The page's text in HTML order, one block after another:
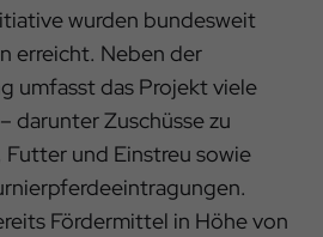
wurden bundesweit
erreicht. Neben der
umfasst das Projekt viele
darunter Zuschüsse zu
und Einstreu sowie
Fördermittel in Höhe von